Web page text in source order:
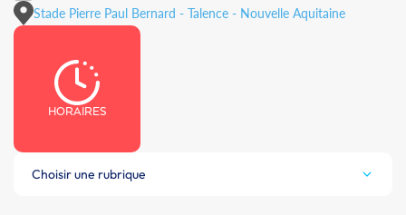
Stade Pierre Paul Bernard - Talence - Nouvelle Aquitaine
HORAIRES
Choisir une rubrique